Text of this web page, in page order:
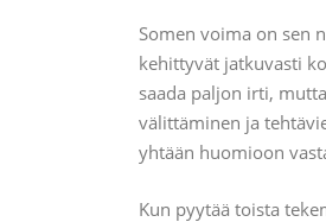
Somen voima on sen
kehittyvät jatkuvasti
saada paljon irti,
välittäminen ja
yhtään huomioon
Kun pyytää toista